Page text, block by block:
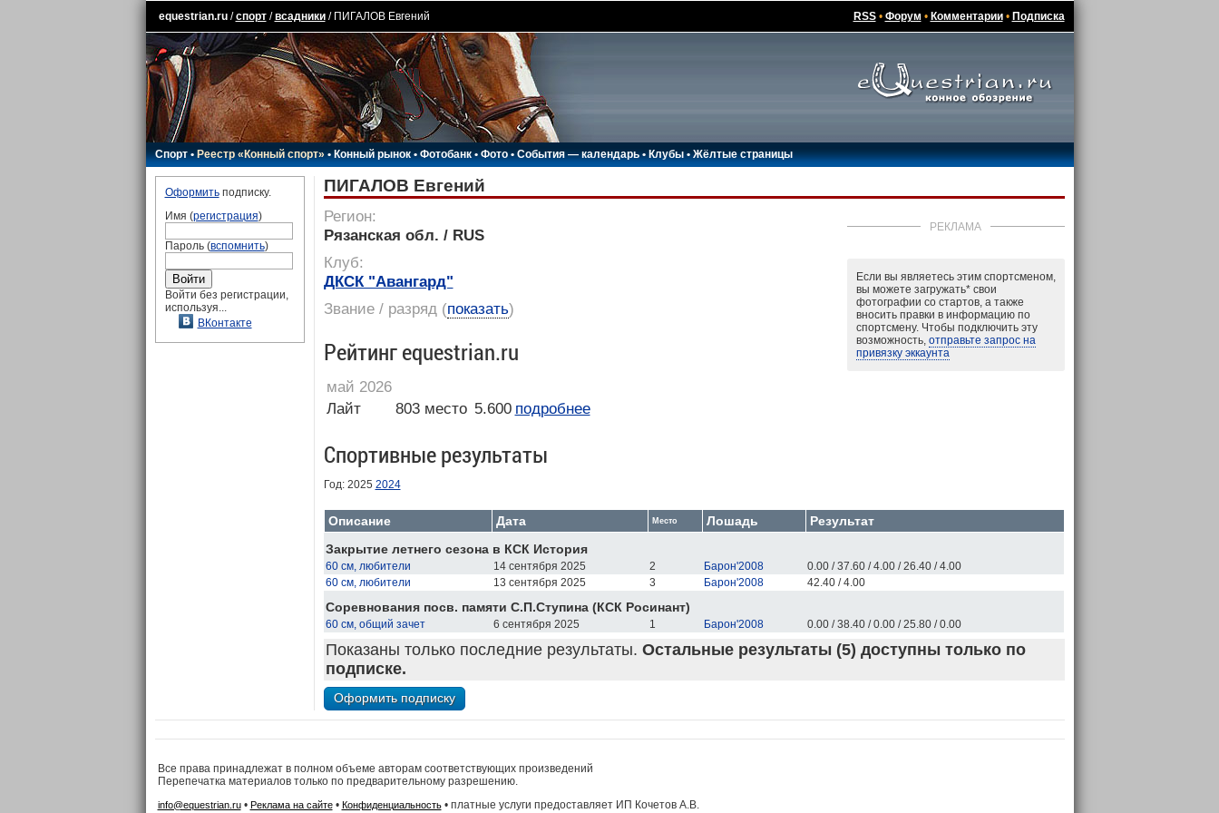
equestrian.ru/спорт/всадники/ ПИГАЛОВ Евгений RSS• Форум • Комментарии• Подписка
Спорт•Реестр «Конный спорт»•Конный рынок•Фотобанк •Фото•События — календарь•Клубы •Жёлтые страницы
Оформитьподписку.
Имя (регистрация)
Пароль (вспомнить)
Войти без регистрации,
используя...
ВКонтакте
ПИГАЛОВ Евгений
РЕКЛАМА
Если вы являетесь этим спортсменом,
вы можете загружать*свои
фотографии со стартов, а также
вносить правки в информацию по
спортсмену. Чтобы подключить эту
возможность, отправьте запрос на
привязку эккаунта
Регион:
Рязанская обл. / RUS
Клуб:
ДКСК "Авангард"
Звание / разряд(показать)
Рейтинг equestrian.ru
май 2026
Лайт
803 место 5.600 подробнее
Спортивные результаты
Год: 2025 2024
Описание Дата Место Лошадь
Результат
Закрытие летнего сезона в КСК История
60 см, любители 14 сентября 2025 2 Барон'2008
0.00 / 37.60 / 4.00 / 26.40 / 4.00
60 см, любители
13 сентября 2025 3 Барон'2008 42.40 / 4.00
Соревнования посв. памяти С.П.Ступина (КСК Росинант)
60 см, общий зачет 6 сентября 2025 1 Барон'2008 0.00 / 38.40 / 0.00 / 25.80 / 0.00
Показаны только последние результаты. Остальные результаты (5) доступны только по
подписке.
Все права принадлежат в полном объеме авторам соответствующих произведений
Перепечатка материалов только по предварительному разрешению.
info@equestrian.ru• Реклама на сайте• Конфиденциальность• платные услуги предоставляет ИП Кочетов А.В.